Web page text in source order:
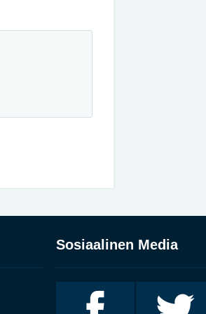
Sosiaalinen Media
Invalidiliitto
Invalidiliitto